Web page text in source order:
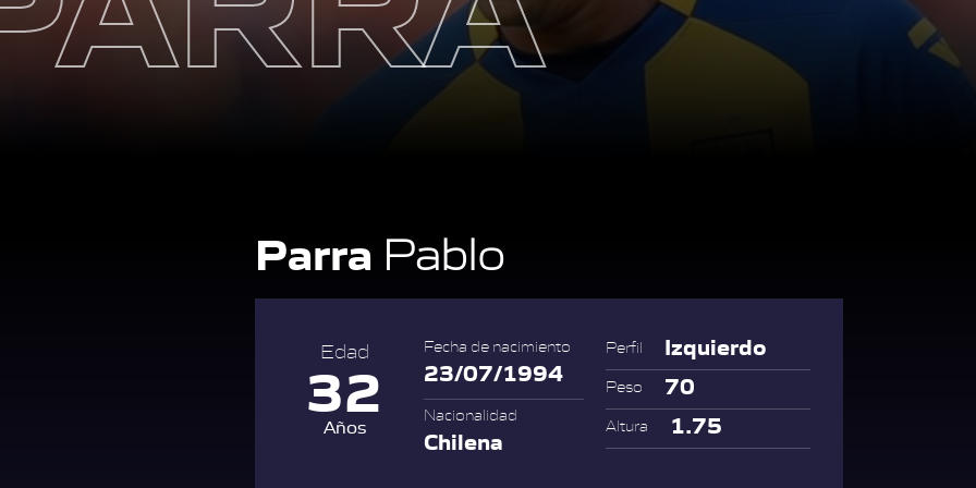
Parra Pablo
Edad
32
Años
Fecha de nacimiento
23/07/1994
Nacionalidad
Chilena
Perfil Izquierdo
Peso 70
Altura 1.75